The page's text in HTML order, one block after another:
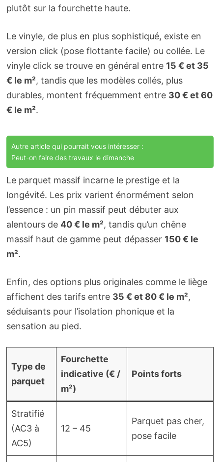
plutôt sur la fourchette haute.
Le vinyle, de plus en plus sophistiqué, existe en
version click (pose flottante facile) ou collée. Le
vinyle click se trouve en général entre 15 € et 35
€ le m², tandis que les modèles collés, plus
durables, montent fréquemment entre 30 € et 60
€ le m².
Autre article qui pourrait vous intéresser :
Peut-on faire des travaux le dimanche
Le parquet massif incarne le prestige et la
longévité. Les prix varient énormément selon
l’essence : un pin massif peut débuter aux
alentours de 40 € le m², tandis qu’un chêne
massif haut de gamme peut dépasser 150 € le
m².
Enfin, des options plus originales comme le liège
affichent des tarifs entre 35 € et 80 € le m²,
séduisants pour l’isolation phonique et la
sensation au pied.
Type de
parquet
Fourchette
indicative (€ /
m²)
Points forts
Stratifié
(AC3 à
AC5)
12 – 45
Parquet pas cher,
pose facile